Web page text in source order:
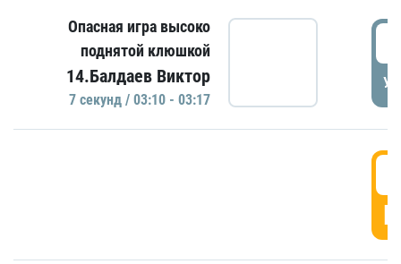
Опасная игра высоко
поднятой клюшкой
14.Балдаев Виктор
7 секунд / 03:10 - 03:17